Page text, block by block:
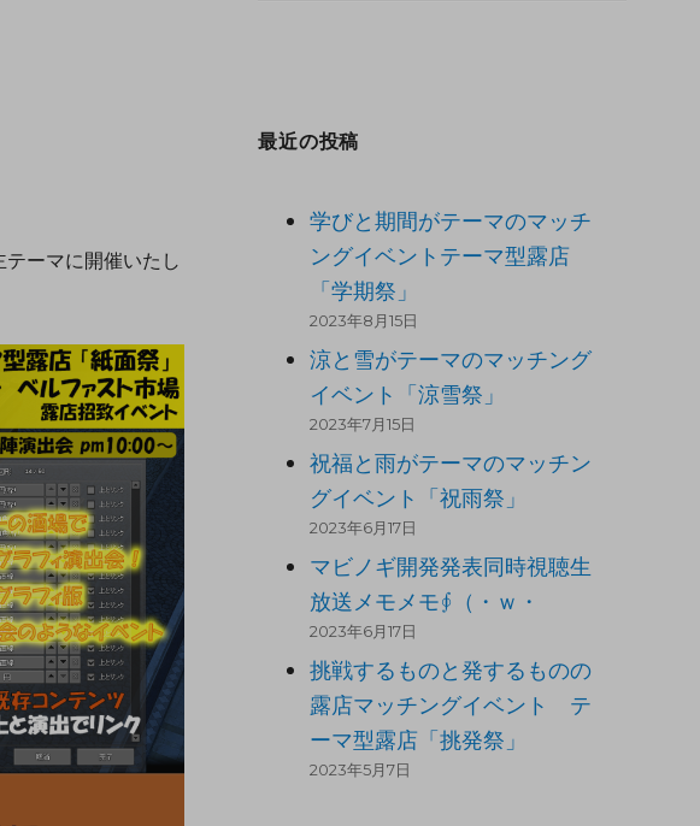
ーマに開催いたし
最近の投稿
学びと期間がテーマのマッチ
ングイベントテーマ型露店
「学期祭」
2023年8月15日
涼と雪がテーマのマッチング
イベント「涼雪祭」
2023年7月15日
祝福と雨がテーマのマッチン
グイベント「祝雨祭」
2023年6月17日
マビノギ開発発表同時視聴生
放送メモメモ∮（・ｗ・
2023年6月17日
挑戦するものと発するものの
露店マッチングイベント テ
ーマ型露店「挑発祭」
2023年5月7日